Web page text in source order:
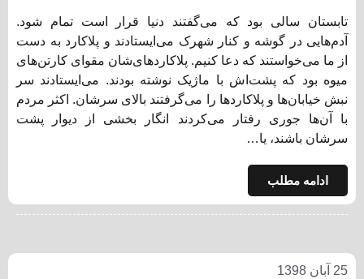
تابستان سالی بود که می‌گفتند دنیا قرار است تمام شود.
آدم‌هایی در گوشه و کنار شهرک می‌ایستادند و پلاکارد به دست
از ما می‌خواستند که دعا کنیم. پلاکارد‌های‌شان مقوای کارتن‌های
میوه بود که پشت‌اش با ماژیک نوشته بودند. می‌ایستادند سر
نبش خیابان‌ها و پلاکارد‌ها را می‌گرفتند بالای سرشان. اکثر مردم
با آن‌ها جوری رفتار می‌کردند انگار بخشی از دیوار پشت
سرشان باشند، یا…
ادامه مطلب
25 آبان 1398